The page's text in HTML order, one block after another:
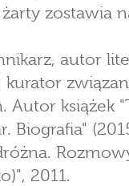
zostawia
autor
kurator
Autor książek
Biografia"
2011.